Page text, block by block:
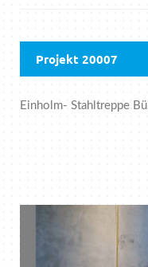
Projekt 20007
Einholm- Stahltreppe